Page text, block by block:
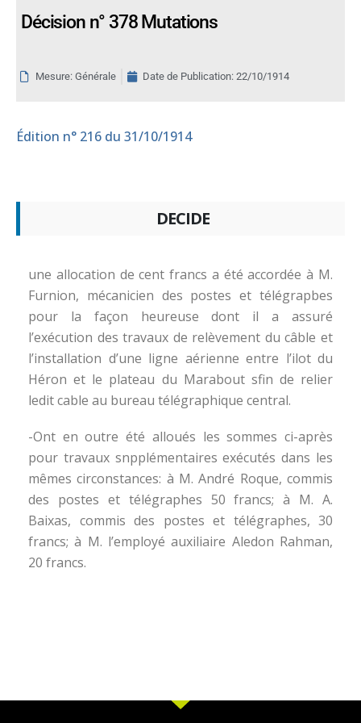
Décision n° 378 Mutations
Mesure: Générale Date de Publication: 22/10/1914
Édition n° 216 du 31/10/1914
DECIDE
une allocation de cent francs a été accordée à M.
Furnion, mécanicien des postes et télégrapbes
pour la façon heureuse dont il a assuré
l’exécution des travaux de relèvement du câble et
l’installation d’une ligne aérienne entre l’ilot du
Héron et le plateau du Marabout sfin de relier
ledit cable au bureau télégraphique central.
-Ont en outre été alloués les sommes ci-après
pour travaux snpplémentaires exécutés dans les
mêmes circonstances: à M. André Roque, commis
des postes et télégraphes 50 francs; à M. A.
Baixas, commis des postes et télégraphes, 30
francs; à M. l’employé auxiliaire Aledon Rahman,
20 francs.